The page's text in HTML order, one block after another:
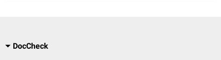
DocCheck